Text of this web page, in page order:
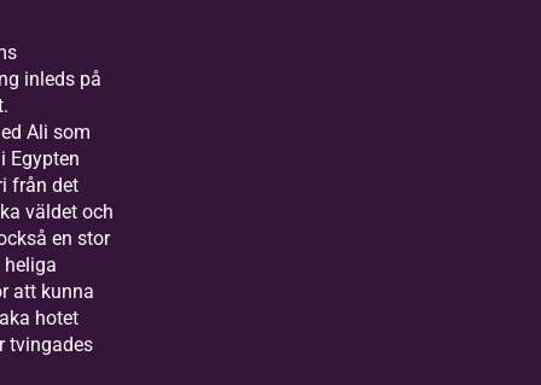
inleds på
Ali som
Egypten
från det
väldet och
en stor
heliga
att kunna
hotet
tvingades